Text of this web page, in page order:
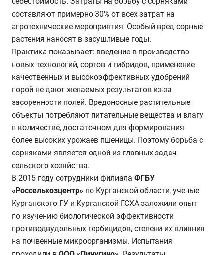
составляют примерно 30% от всех затрат на
агротехнические мероприятия. Особый вред сорные
растения наносят в засушливые годы.
Практика показывает: введение в производство
новых технологий, сортов и гибридов, применение
качественных и высокоэффективных удобрений
порой не дают желаемых результатов из-за
засоренности полей. Вредоносные растительные
объекты потребляют питательные вещества и влагу
в количестве, достаточном для формирования
более высоких урожаев пшеницы. Поэтому борьба с
сорняками является одной из главных задач
сельского хозяйства.
В 2015 году сотрудники филиала ФГБУ
«Россельхозцентр» по Курганской области, ученые
Курганского ГУ и Курганской ГСХА заложили опыт
по изучению биологической эффективности
противодвудольных гербицидов, степени их влияния
на почвенные микроорганизмы. Испытания